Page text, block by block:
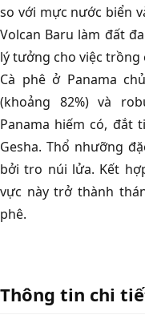
so với mực nước biển
Volcan Baru làm đất
lý tưởng cho việc trồng
Cà phê ở Panama
(khoảng 82%) và
Panama hiếm có, đắt
Gesha. Thổ nhưỡng
bởi tro núi lửa. Kết
vực này trở thành
phê.
Thông tin chi